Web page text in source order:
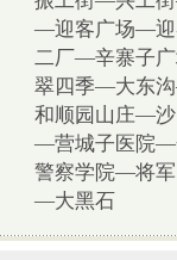
—迎客广场—
二厂—辛寨子
翠四季—大东
和顺园山庄—
—营城子医院
警察学院—将
—大黑石